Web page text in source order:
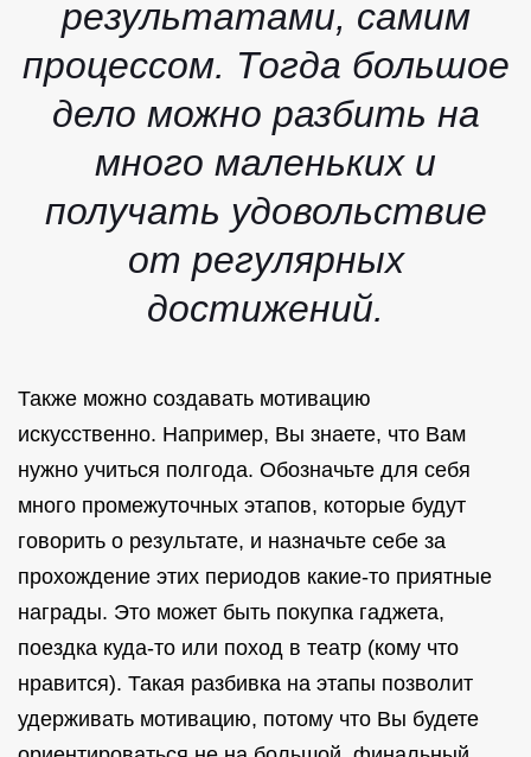
результатами, самим
процессом. Тогда большое
дело можно разбить на
много маленьких и
получать удовольствие
от регулярных
достижений.
Также можно создавать мотивацию
искусственно. Например, Вы знаете, что Вам
нужно учиться полгода. Обозначьте для себя
много промежуточных этапов, которые будут
говорить о результате, и назначьте себе за
прохождение этих периодов какие-то приятные
награды. Это может быть покупка гаджета,
поездка куда-то или поход в театр (кому что
нравится). Такая разбивка на этапы позволит
удерживать мотивацию, потому что Вы будете